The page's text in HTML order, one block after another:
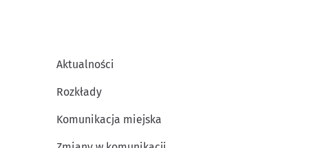
Aktualności
Rozkłady
Komunikacja miejska